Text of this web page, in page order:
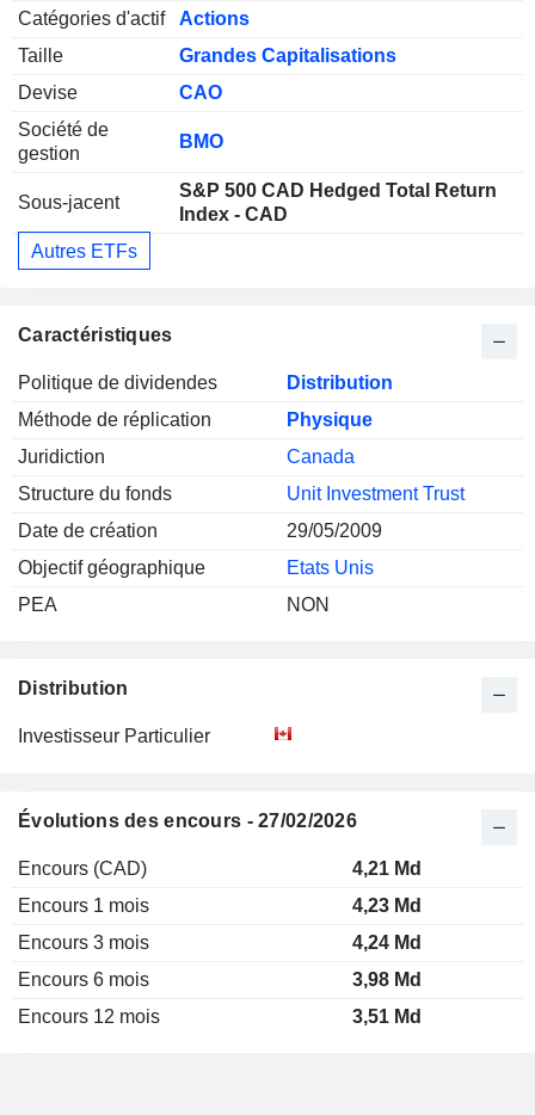
Catégories d'actif
Actions
Taille
Grandes Capitalisations
Devise
CAO
Société de
gestion
BMO
Sous-jacent
S&P 500 CAD Hedged Total Return
Index - CAD
Autres ETFs
Caractéristiques
Politique de dividendes
Distribution
Méthode de réplication
Physique
Juridiction
Canada
Structure du fonds
Unit Investment Trust
Date de création
29/05/2009
Objectif géographique
Etats Unis
PEA
NON
Distribution
Investisseur Particulier
Évolutions des encours - 27/02/2026
Encours (CAD)
4,21 Md
Encours 1 mois
4,23 Md
Encours 3 mois
4,24 Md
Encours 6 mois
3,98 Md
Encours 12 mois
3,51 Md